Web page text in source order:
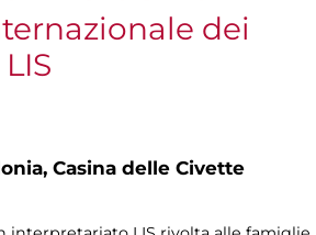
dei
Casina delle Civette